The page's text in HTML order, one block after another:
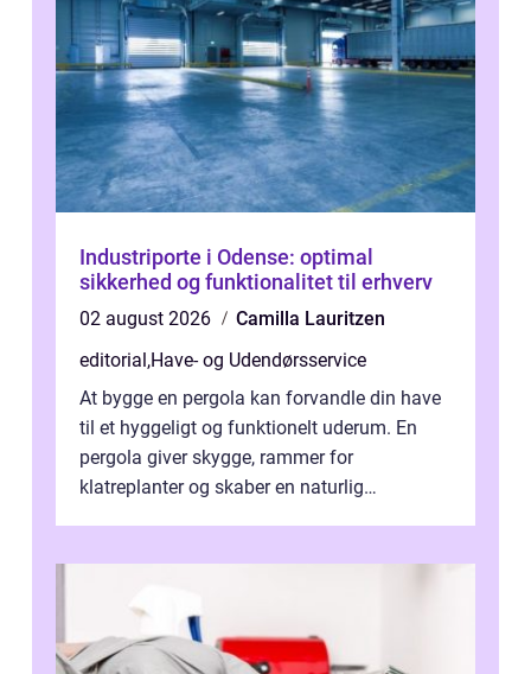
Industriporte i Odense: optimal
sikkerhed og funktionalitet til erhverv
02 august 2026
Camilla Lauritzen
editorial,Have- og Udendørsservice
At bygge en pergola kan forvandle din have
til et hyggeligt og funktionelt uderum. En
pergola giver skygge, rammer for
klatreplanter og skaber en naturlig